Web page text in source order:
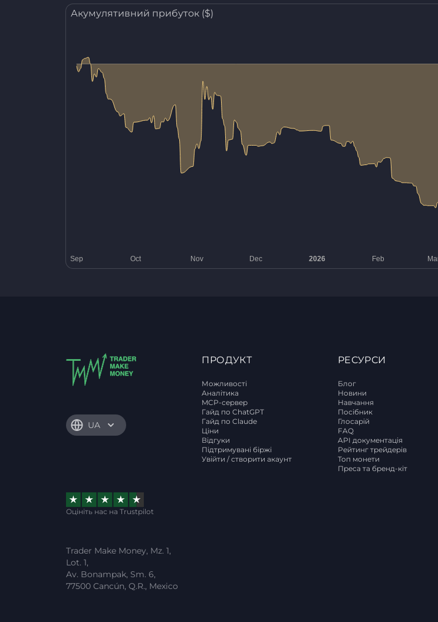
Акумулятивний прибуток ($)
UA
Оцініть нас на Trustpilot
Trader Make Money, Mz. 1,
Lot. 1,
Av. Bonampak, Sm. 6,
77500 Cancún, Q.R., Mexico
ПРОДУКТ
Можливості
Аналітика
MCP-сервер
Гайд по ChatGPT
Гайд по Claude
Ціни
Відгуки
Підтримувані біржі
Увійти / створити акаунт
РЕСУРСИ
Блог
Новини
Навчання
Посібник
Глосарій
FAQ
API документація
Рейтинг трейдерів
Топ монети
Преса та бренд-кіт